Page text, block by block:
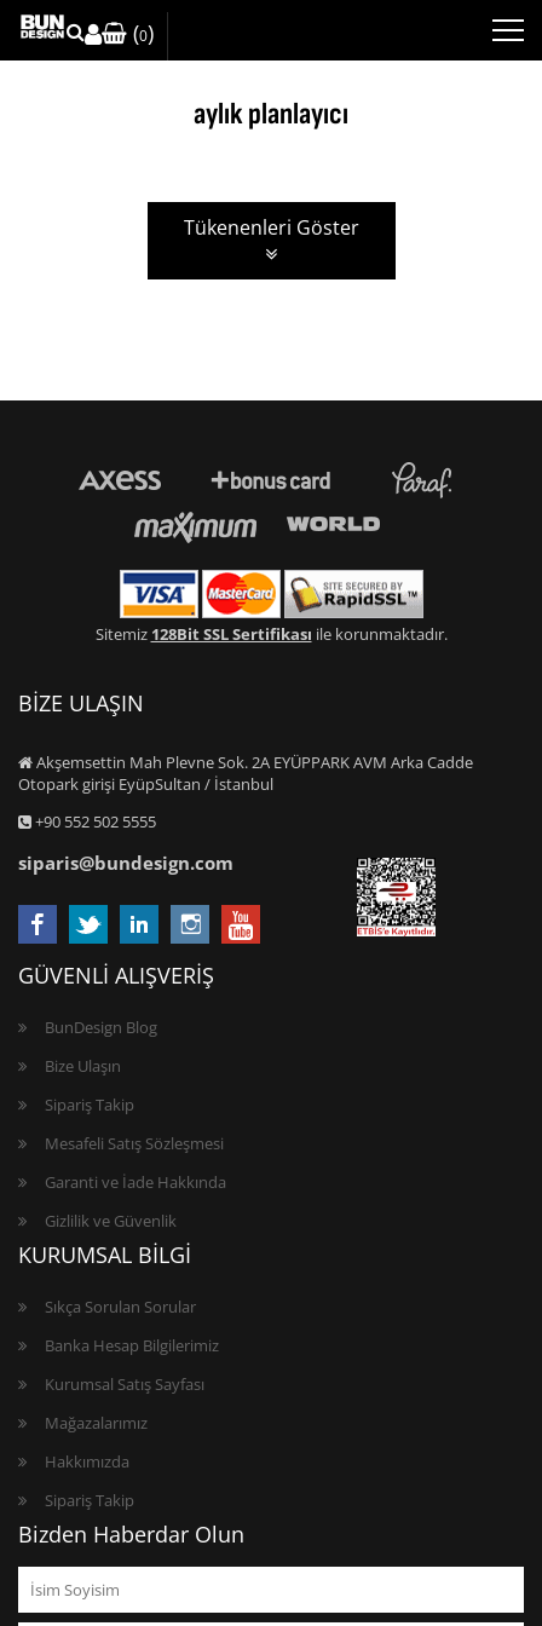
(0)
aylık planlayıcı
Tükenenleri Göster
Sitemiz 128Bit SSL Sertifikası ile korunmaktadır.
BİZE ULAŞIN
Akşemsettin Mah Plevne Sok. 2A EYÜPPARK AVM Arka Cadde
Otopark girişi EyüpSultan / İstanbul
+90 552 502 5555
siparis@bundesign.com
GÜVENLİ ALIŞVERİŞ
BunDesign Blog
Bize Ulaşın
Sipariş Takip
Mesafeli Satış Sözleşmesi
Garanti ve İade Hakkında
Gizlilik ve Güvenlik
KURUMSAL BİLGİ
Sıkça Sorulan Sorular
Banka Hesap Bilgilerimiz
Kurumsal Satış Sayfası
Mağazalarımız
Hakkımızda
Sipariş Takip
Bizden Haberdar Olun